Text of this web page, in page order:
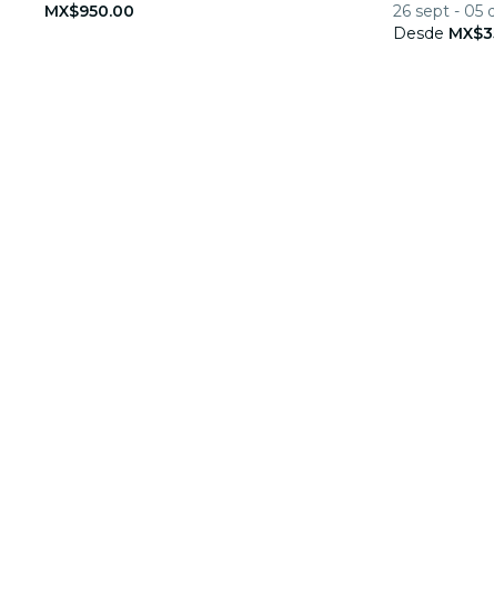
MX$950.00
26 sept - 05
Desde